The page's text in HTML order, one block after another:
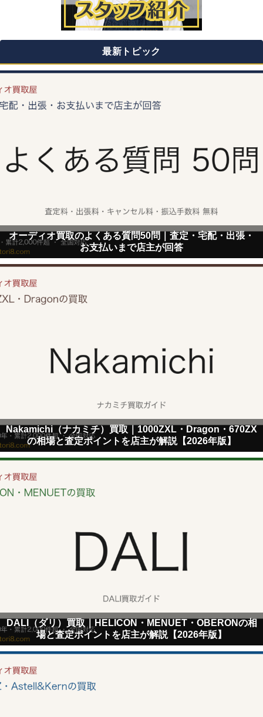
最新トピック
オーディオ買取のよくある質問50問｜査定・宅配・出張・
お支払いまで店主が回答
Nakamichi（ナカミチ）買取｜1000ZXL・Dragon・670ZX
の相場と査定ポイントを店主が解説【2026年版】
DALI（ダリ）買取｜HELICON・MENUET・OBERONの相
場と査定ポイントを店主が解説【2026年版】